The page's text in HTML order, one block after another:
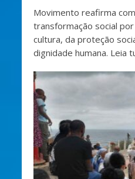
Movimento reafirma
transformação social
cultura, da proteção
dignidade humana. Leia